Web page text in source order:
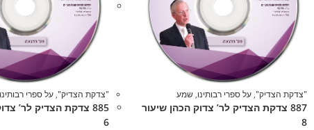
"צדקת הצדיק", על ספרי רבותינו, שמע
887 צדקת הצדיק לר’ צדוק הכהן שיעור
8
"צדקת הצדיק", על ספרי רבותינו
885 צדקת הצדיק לר’
6